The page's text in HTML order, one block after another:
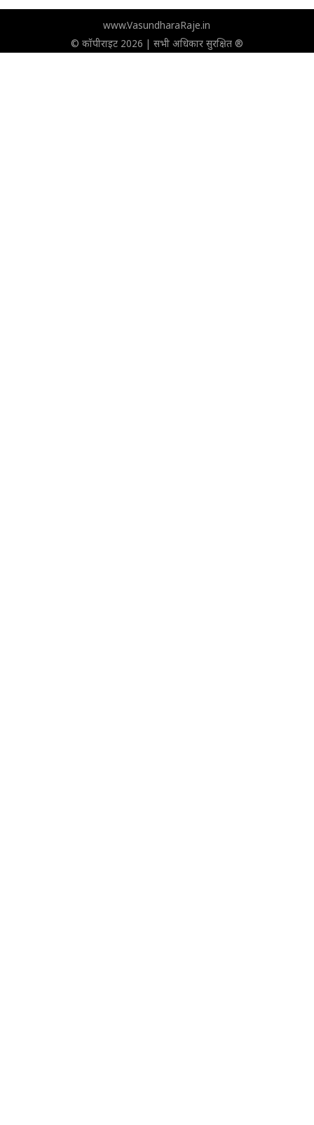
www.VasundharaRaje.in
© कॉपीराइट 2026 | सभी अधिकार सुरक्षित ®